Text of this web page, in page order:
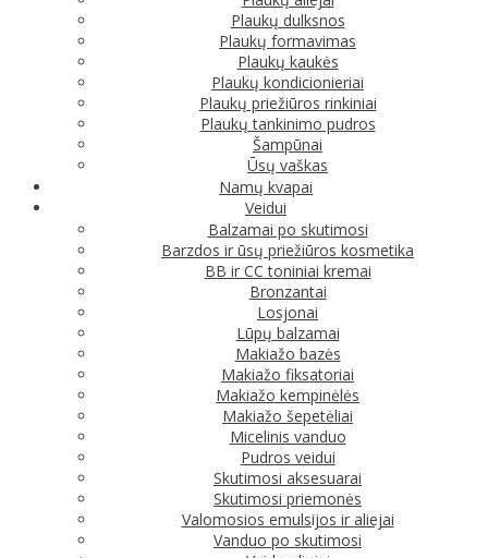
Plaukų dulksnos
Plaukų formavimas
Plaukų kaukės
Plaukų kondicionieriai
Plaukų priežiūros rinkiniai
Plaukų tankinimo pudros
Šampūnai
Ūsų vaškas
Namų kvapai
Veidui
Balzamai po skutimosi
Barzdos ir ūsų priežiūros kosmetika
BB ir CC toniniai kremai
Bronzantai
Losjonai
Lūpų balzamai
Makiažo bazės
Makiažo fiksatoriai
Makiažo kempinėlės
Makiažo šepetėliai
Micelinis vanduo
Pudros veidui
Skutimosi aksesuarai
Skutimosi priemonės
Valomosios emulsijos ir aliejai
Vanduo po skutimosi